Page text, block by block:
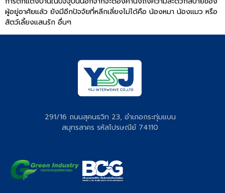
ผู้อยู่อาศัยแล้ว ยังมีอีกปัจจัยที่หลีกเลี่ยงไม่ได้คือ น้องหมา น้องแมว หรือ
สัตว์เลี้ยงแสนรัก อื่นๆ
291/16 ถนนสุคนธวิท 23, อำเภอกระทุ่มแบน
สมุทรสาคร รหัสไปรษณีย์ 74110